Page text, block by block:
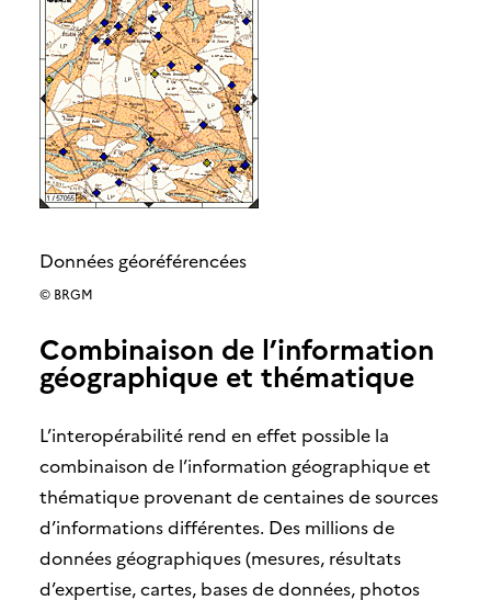
Données géoréférencées
© BRGM
Combinaison de l’information
géographique et thématique
L’interopérabilité rend en effet possible la
combinaison de l’information géographique et
thématique provenant de centaines de sources
d’informations différentes. Des millions de
données géographiques (mesures, résultats
d’expertise, cartes, bases de données, photos